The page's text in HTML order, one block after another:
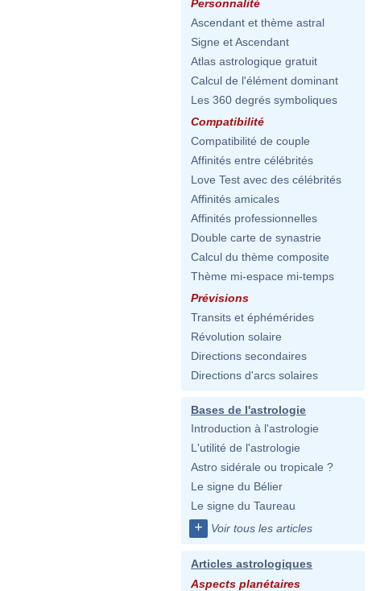
Personnalité
Ascendant et thème astral
Signe et Ascendant
Atlas astrologique gratuit
Calcul de l'élément dominant
Les 360 degrés symboliques
Compatibilité
Compatibilité de couple
Affinités entre célébrités
Love Test avec des célébrités
Affinités amicales
Affinités professionnelles
Double carte de synastrie
Calcul du thème composite
Thème mi-espace mi-temps
Prévisions
Transits et éphémérides
Révolution solaire
Directions secondaires
Directions d'arcs solaires
Bases de l'astrologie
Introduction à l'astrologie
L'utilité de l'astrologie
Astro sidérale ou tropicale ?
Le signe du Bélier
Le signe du Taureau
+ Voir tous les articles
Articles astrologiques
Aspects planétaires